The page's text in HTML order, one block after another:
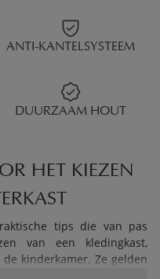
ANTI-KANTELSYSTEEM
DUURZAAM HOUT
HET KIEZEN
tips die van pas
van een kledingkast,
kinderkamer. Ze gelden
tot een lage